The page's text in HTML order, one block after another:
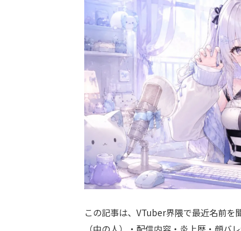
この記事は、VTuber界隈で最近名前を